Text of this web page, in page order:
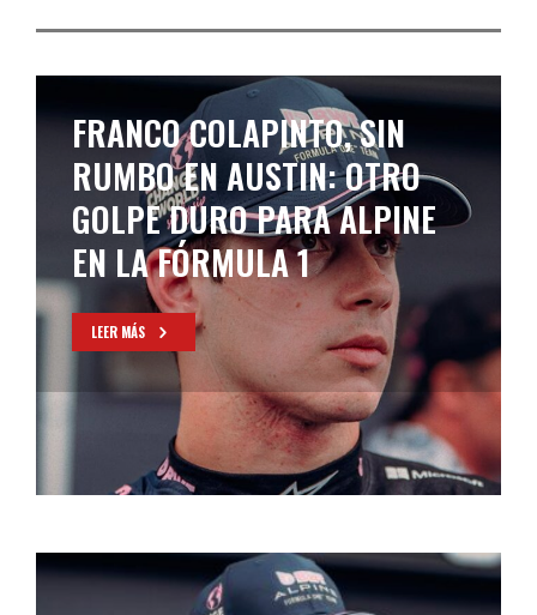
FRANCO COLAPINTO, SIN
RUMBO EN AUSTIN: OTRO
GOLPE DURO PARA ALPINE
EN LA FÓRMULA 1
LEER MÁS